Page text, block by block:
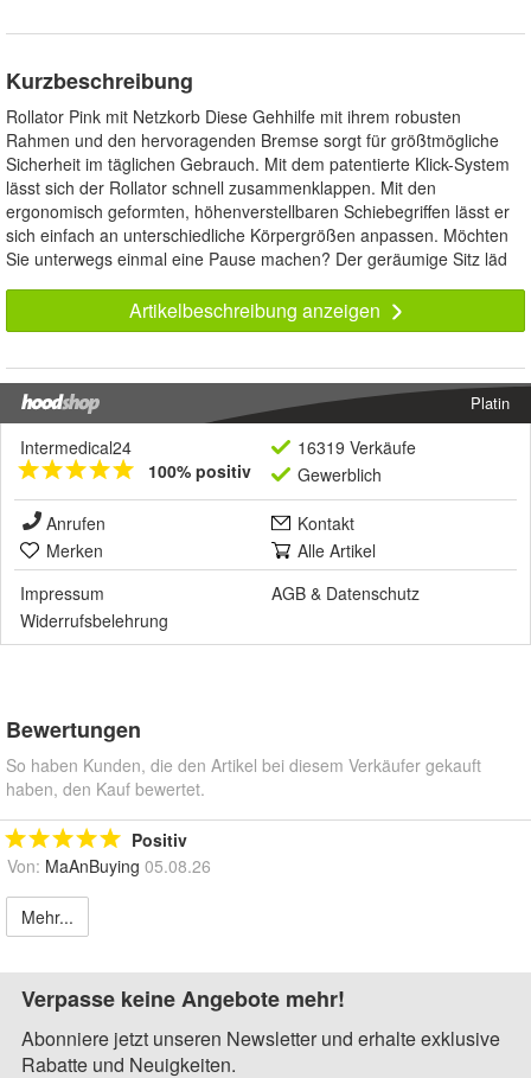
Kurzbeschreibung
Rollator Pink mit Netzkorb Diese Gehhilfe mit ihrem robusten
Rahmen und den hervoragenden Bremse sorgt für größtmögliche
Sicherheit im täglichen Gebrauch. Mit dem patentierte Klick-System
lässt sich der Rollator schnell zusammenklappen. Mit den
ergonomisch geformten, höhenverstellbaren Schiebegriffen lässt er
sich einfach an unterschiedliche Körpergrößen anpassen. Möchten
Sie unterwegs einmal eine Pause machen? Der geräumige Sitz läd
Artikelbeschreibung anzeigen
Platin
Intermedical24
100% positiv
16319 Verkäufe
Gewerblich
Anrufen
Kontakt
Merken
Alle Artikel
Impressum
AGB & Datenschutz
Widerrufsbelehrung
Bewertungen
So haben Kunden, die den Artikel bei diesem Verkäufer gekauft
haben, den Kauf bewertet.
Positiv
Von: MaAnBuying 05.08.26
Mehr...
Verpasse keine Angebote mehr!
Abonniere jetzt unseren Newsletter und erhalte exklusive
Rabatte und Neuigkeiten.